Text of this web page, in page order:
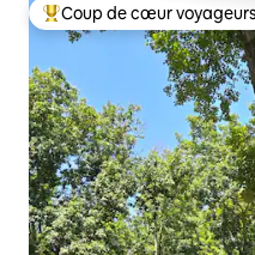
Coups de cœur voyageurs
Coup de cœur voyageurs